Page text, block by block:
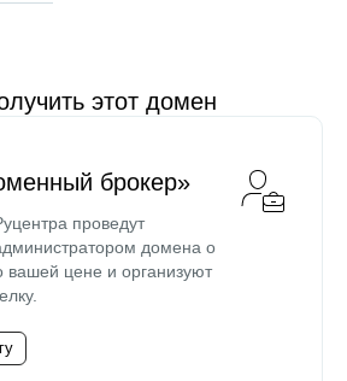
этот домен
брокер»
проведут
домена о
вашей цене и организуют